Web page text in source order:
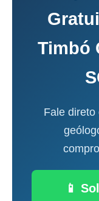
Timbó
Fale direto
📱